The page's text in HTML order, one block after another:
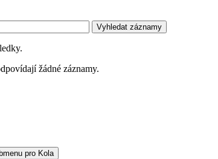
Vyhledat záznamy
žádné záznamy.
pro Kola